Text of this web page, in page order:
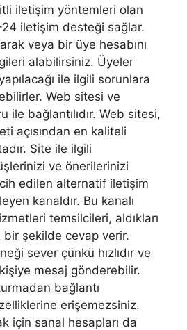
iletişim yöntemleri olan
24 iletişim desteği sağlar.
veya bir üye hesabını
alabilirsiniz. Üyeler
ile ilgili sorunlara
Web sitesi ve
ile bağlantılıdır. Web sitesi,
açısından en kaliteli
Site ile ilgili
ve önerilerinizi
edilen alternatif iletişim
kanaldır. Bu kanalı
temsilcileri, aldıkları
bir şekilde cevap verir.
sever çünkü hızlıdır ve
mesaj gönderebilir.
bağlantı
erişemezsiniz.
için sanal hesapları da